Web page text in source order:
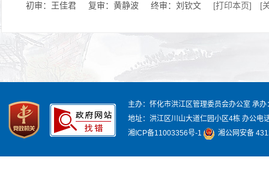
初审：王佳君 复审：黄静波 终审：刘钦文 [打印本页] [
主办：怀化市洪江区管理委员会办公室 承办
地址：洪江区川山大道仁园小区4栋 办公电
湘ICP备11003356号-1
湘公网安备